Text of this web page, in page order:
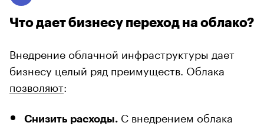
Что дает бизнесу переход на облако?
Внедрение облачной инфраструктуры дает
бизнесу целый ряд преимуществ. Облака
позволяют:
Снизить расходы. С внедрением облака